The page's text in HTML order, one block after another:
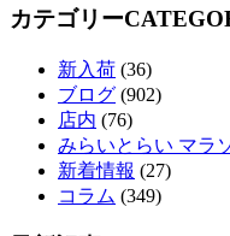
カテゴリー
新入荷 (36)
ブログ (902)
店内 (76)
みらいとらい マラ
新着情報 (27)
コラム (349)